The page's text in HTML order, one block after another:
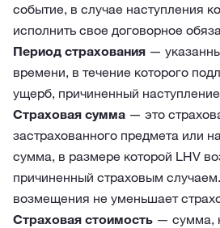
событие, в случае наступления
исполнить свое договорное
Период страхования —
времени, в течение которого
ущерб, причиненный
Страховая сумма — это
застрахованного предмета или
сумма, в размере которой LHV
причиненный страховым
возмещения не уменьшает
Страховая стоимость — сумма,